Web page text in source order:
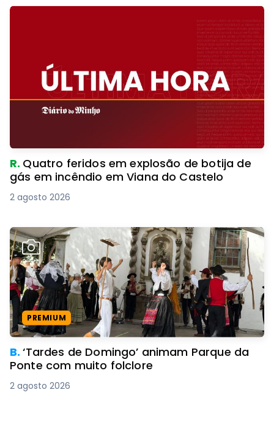
R. Quatro feridos em explosão de botija de
gás em incêndio em Viana do Castelo
2 agosto 2026
PREMIUM
B.‘Tardes de Domingo’ animam Parque da
Ponte com muito folclore
2 agosto 2026